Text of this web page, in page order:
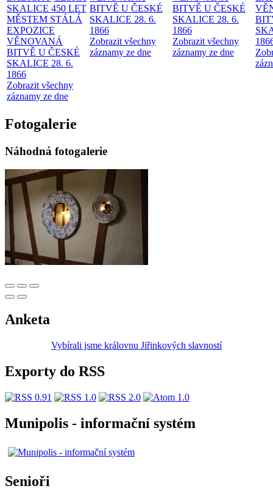
SKALICE 450 LET
MĚSTEM STÁLÁ
EXPOZICE
VĚNOVANÁ
BITVĚ U ČESKÉ
SKALICE 28. 6.
1866
Zobrazit všechny
záznamy ze dne
BITVĚ U ČESKÉ
SKALICE 28. 6.
1866
Zobrazit všechny
záznamy ze dne
BITVĚ U ČESKÉ
SKALICE 28. 6.
1866
Zobrazit všechny
záznamy ze dne
Fotogalerie
Náhodná fotogalerie
Anketa
Vybírali jsme královnu Jiřinkových slavností
Exporty do RSS
Munipolis - informační systém
Senioři